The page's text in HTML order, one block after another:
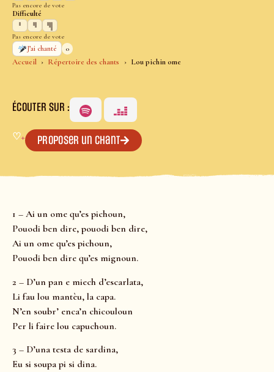
Accueil Répertoire des chants Lou pichin ome
Pas encore de vote
Difficulté
Pas encore de vote
J’ai chanté
0
ÉCOUTER SUR :
♡+ Proposer un chant
1 – Ai un ome qu’es pichoun,
Pouodi ben dire, pouodi ben dire,
Ai un ome qu’es pichoun,
Pouodi ben dire qu’es mignoun.
2 – D’un pan e miech d’escarlata,
Li fau lou mantèu, la capa.
N’en soubr’ enca’n chicouloun
Per li faire lou capuchoun.
3 – D’una testa de sardina,
Eu si soupa pi si dina.